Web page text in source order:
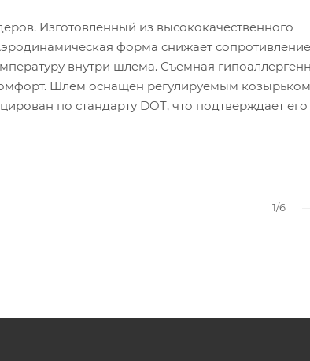
Изготовленный из высококачественного
форма снижает сопротивление
внутри шлема. Съемная
Шлем оснащен регулируемым
по стандарту DOT, что подтверждает его
1/6